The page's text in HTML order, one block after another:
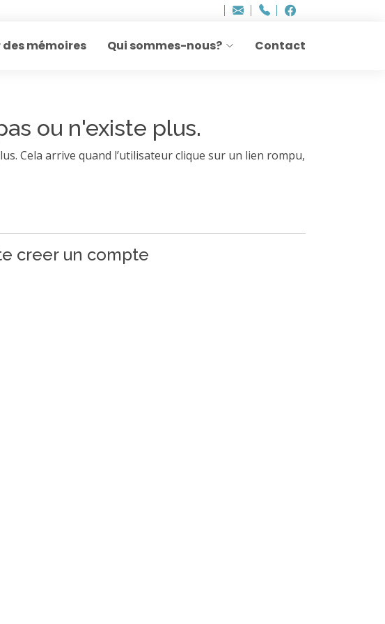
Adresse
mail
info..hâthe..
Tel.
Tel.
mémoires Qui sommes-nous? Contact
ou n'existe plus.
Cela arrive quand l’utilisateur clique sur un lien rompu,
creer un compte